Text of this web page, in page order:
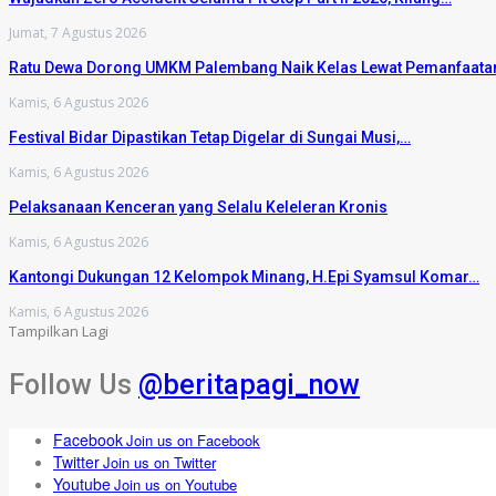
Jumat, 7 Agustus 2026
Ratu Dewa Dorong UMKM Palembang Naik Kelas Lewat
Kamis, 6 Agustus 2026
Festival Bidar Dipastikan Tetap Digelar di Sungai Musi,…
Kamis, 6 Agustus 2026
Pelaksanaan Kenceran yang Selalu Keleleran Kronis
Kamis, 6 Agustus 2026
Kantongi Dukungan 12 Kelompok Minang, H.Epi Syamsul Komar…
Kamis, 6 Agustus 2026
Tampilkan Lagi
Follow Us @beritapagi_now
FacebookJoin us on Facebook
TwitterJoin us on Twitter
YoutubeJoin us on Youtube